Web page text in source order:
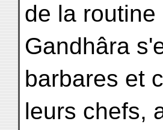
de la
Gandhâra
barbares et
leurs chefs,